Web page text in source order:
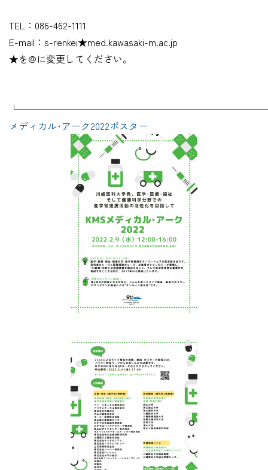
TEL：086-462-1111
E-mail：s-renkei★med.kawasaki-m.ac.jp
★を@に変更してください。
メディカル･アーク2022ポスター